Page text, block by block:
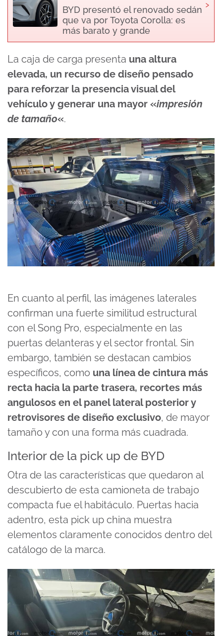
BYD presentó el renovado sedán
que va por Toyota Corolla: es
más barato y grande
›
La caja de carga presenta una altura
elevada, un recurso de diseño pensado
para reforzar la presencia visual del
vehículo y generar una mayor «impresión
de tamaño«.
En cuanto al perfil, las imágenes laterales
confirman una fuerte similitud estructural
con el Song Pro, especialmente en las
puertas delanteras y el sector frontal. Sin
embargo, también se destacan cambios
específicos, como una línea de cintura más
recta hacia la parte trasera, recortes más
angulosos en el panel lateral posterior y
retrovisores de diseño exclusivo, de mayor
tamaño y con una forma más cuadrada.
Interior de la pick up de BYD
Otra de las características que quedaron al
descubierto de esta camioneta de trabajo
compacta fue el habitáculo. Puertas hacia
adentro, esta pick up china muestra
elementos claramente conocidos dentro del
catálogo de la marca.